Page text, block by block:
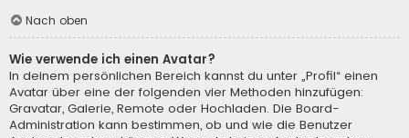
Nach oben
Wie verwende ich einen Avatar?
In deinem persönlichen Bereich kannst du unter „Profil“ einen
Avatar über eine der folgenden vier Methoden hinzufügen:
Gravatar, Galerie, Remote oder Hochladen. Die Board-
Administration kann bestimmen, ob und wie die Benutzer